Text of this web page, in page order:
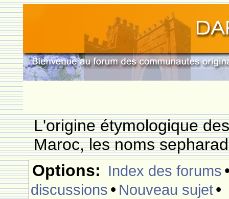
L'origine étymologique
Maroc, les noms
Options: Index des forums
discussions • Nouveau sujet•